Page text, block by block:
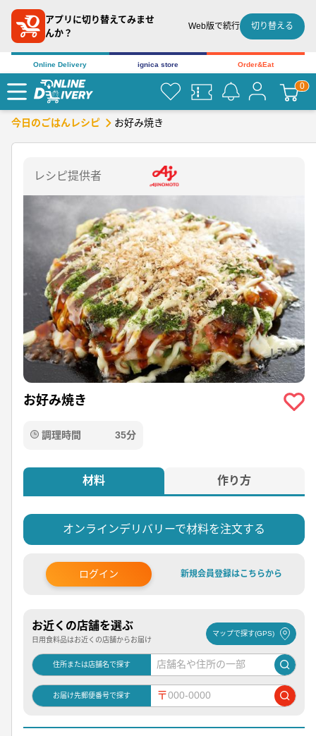
アプリに切り替えてみませ
んか？
Web版で続行 切り替える
Online Delivery ignica store Order&Eat
今日のごはんレシピ お好み焼き
レシピ提供者
お好み焼き
調理時間 35分
材料 作り方
オンラインデリバリーで材料を注文する
ログイン 新規会員登録はこちらから
お近くの店舗を選ぶ
日用食料品はお近くの店舗からお届け
マップで探す(GPS)
住所または店舗名で探す
お届け先郵便番号で探す 〒